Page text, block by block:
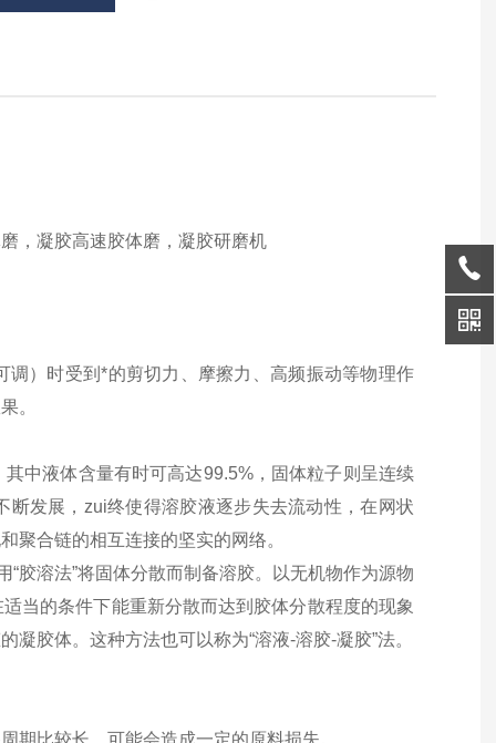
，凝胶高速胶体磨，凝胶研磨机
）时受到*的剪切力、摩擦力、高频振动等物理作
。
中液体含量有时可高达99.5%，固体粒子则呈连续
发展， zui终使得溶胶液逐步失去流动性，在网状
聚合链的相互连接的坚实的网络。
胶溶法”将固体分散而制备溶胶。以无机物作为源物
当的条件下能重新分散而达到胶体分散程度的现象
胶体。这种方法也可以称为“溶液-溶胶-凝胶”法。
期比较长、可能会造成一定的原料损失。